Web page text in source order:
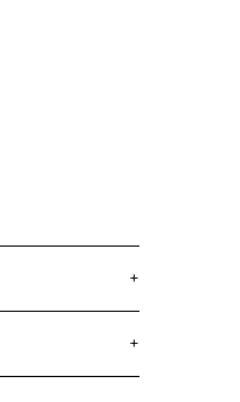
+
+